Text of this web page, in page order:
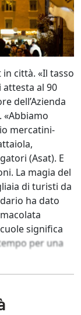
città. «Il tasso
attesta al 90
dell’Azienda
mercatini-
(Asat). E
La magia del
di turisti da
ha dato
significa
per una